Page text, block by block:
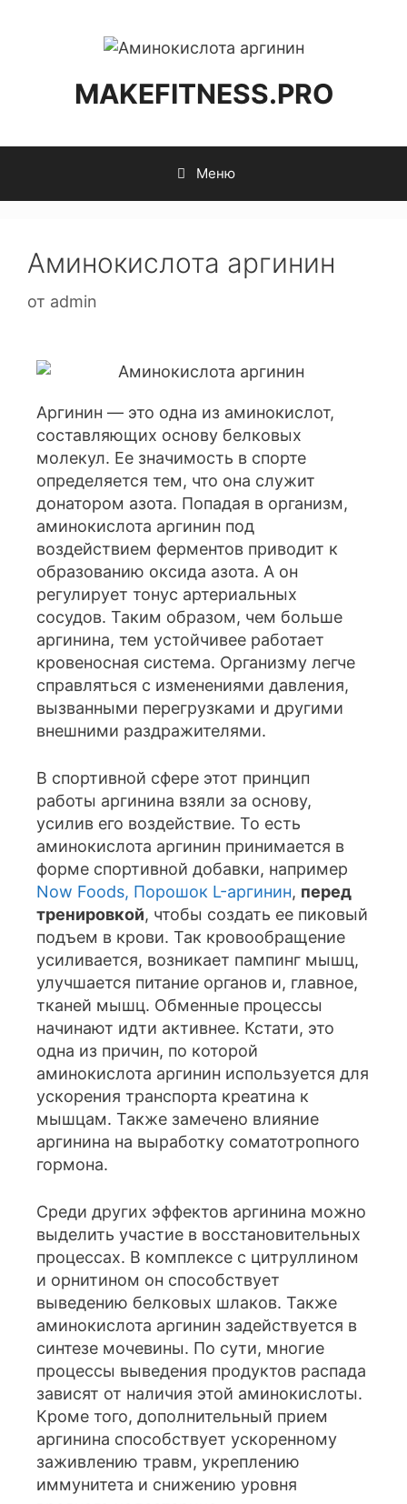
MAKEFITNESS.PRO
Меню
Аминокислота аргинин
от admin
Аргинин — это одна из аминокислот,
составляющих основу белковых
молекул. Ее значимость в спорте
определяется тем, что она служит
донатором азота. Попадая в организм,
аминокислота аргинин под
воздействием ферментов приводит к
образованию оксида азота. А он
регулирует тонус артериальных
сосудов. Таким образом, чем больше
аргинина, тем устойчивее работает
кровеносная система. Организму легче
справляться с изменениями давления,
вызванными перегрузками и другими
внешними раздражителями.
В спортивной сфере этот принцип
работы аргинина взяли за основу,
усилив его воздействие. То есть
аминокислота аргинин принимается в
форме спортивной добавки, например
Now Foods, Порошок L-аргинин, перед
тренировкой, чтобы создать ее пиковый
подъем в крови. Так кровообращение
усиливается, возникает пампинг мышц,
улучшается питание органов и, главное,
тканей мышц. Обменные процессы
начинают идти активнее. Кстати, это
одна из причин, по которой
аминокислота аргинин используется для
ускорения транспорта креатина к
мышцам. Также замечено влияние
аргинина на выработку соматотропного
гормона.
Среди других эффектов аргинина можно
выделить участие в восстановительных
процессах. В комплексе с цитруллином
и орнитином он способствует
выведению белковых шлаков. Также
аминокислота аргинин задействуется в
синтезе мочевины. По сути, многие
процессы выведения продуктов распада
зависят от наличия этой аминокислоты.
Кроме того, дополнительный прием
аргинина способствует ускоренному
заживлению травм, укреплению
иммунитета и снижению уровня